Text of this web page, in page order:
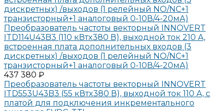
Преобразователь частоты векторный INNOVERT
ITD114U43B3 (110 кВтx380 В), выходной ток 210 А,
встроенная плата дополнительных входов (3
дискретных) /выходов (1 релейный NO/NC+1
транзисторный+1 аналоговый 0-10В/4-20мА)
437 380 ₽
Преобразователь частоты векторный INNOVERT
ITD553U43B3 (55 кВтx380 В), выходной ток 110 А, с
платой для подключения инкрементального